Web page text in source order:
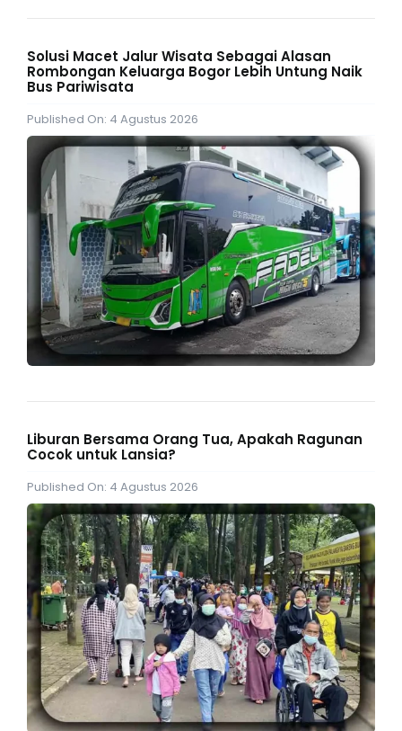
Solusi Macet Jalur Wisata Sebagai Alasan
Rombongan Keluarga Bogor Lebih Untung Naik
Bus Pariwisata
Published On: 4 Agustus 2026
Liburan Bersama Orang Tua, Apakah Ragunan
Cocok untuk Lansia?
Published On: 4 Agustus 2026